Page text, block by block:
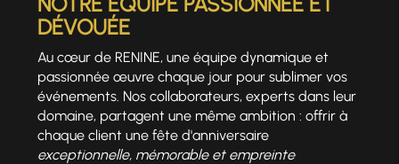
DÉVOUÉE
Au cœur de RENINE, une équipe dynamique et
passionnée œuvre chaque jour pour sublimer vos
événements. Nos collaborateurs, experts dans leur
domaine, partagent une même ambition : offrir à
chaque client une fête d'anniversaire
exceptionnelle, mémorable et empreinte